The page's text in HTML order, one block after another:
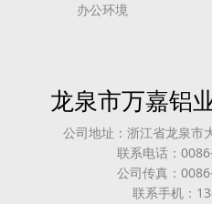
办公环境
龙泉市万嘉铝
公司地址：浙江省龙泉市
联系电话：
公司传真：
联系手机：